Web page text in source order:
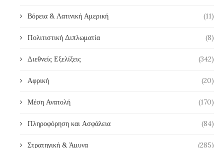
Βόρεια & Λατινική Αμερική (11)
Πολιτιστική Διπλωματία (8)
Διεθνείς Εξελίξεις (342)
Αφρική (20)
Μέση Ανατολή (170)
Πληροφόρηση και Ασφάλεια (84)
Στρατηγική & Άμυνα (285)